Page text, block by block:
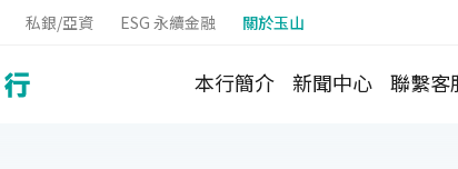
私銀/亞資 ESG 永續金融 關於玉山
本行簡介 新聞中心 聯繫客